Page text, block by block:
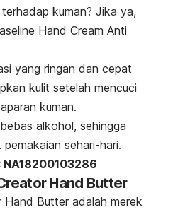
kuman? Jika ya,
Hand Cream Anti
yang ringan dan cepat
kulit setelah mencuci
kuman.
alkohol, sehingga
sehari-hari.
Hand Butter
Butter adalah merek